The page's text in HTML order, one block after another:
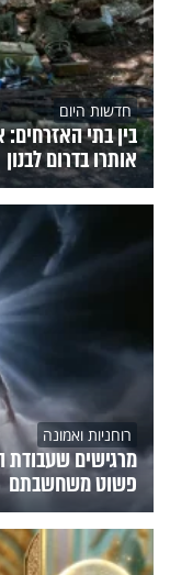
חדשות היום
בין בתי
אותרו בדרום לבנון
רוחניות ואמונה
מרגישים שעבודת
פשוט משחשבתם